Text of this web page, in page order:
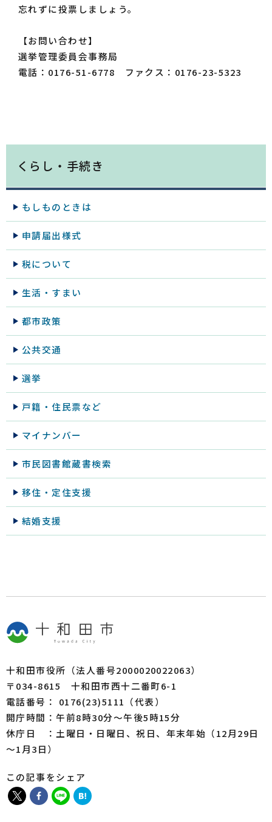
忘れずに投票しましょう。
【お問い合わせ】
選挙管理委員会事務局
電話：0176-51-6778 ファクス：0176-23-5323
くらし・手続き
もしものときは
申請届出様式
税について
生活・すまい
都市政策
公共交通
選挙
戸籍・住民票など
マイナンバー
市民図書館蔵書検索
移住・定住支援
結婚支援
十和田市役所（法人番号2000020022063）
〒034-8615 十和田市西十二番町6-1
電話番号： 0176(23)5111（代表）
開庁時間：午前8時30分～午後5時15分
休庁日 ：土曜日・日曜日、祝日、年末年始（12月29日
～1月3日）
この記事をシェア